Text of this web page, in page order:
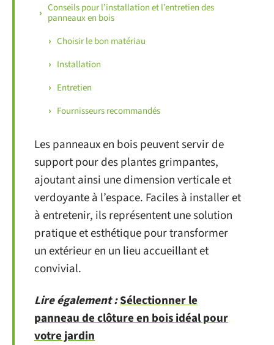
Conseils pour l’installation et l’entretien des
panneaux en bois
Choisir le bon matériau
Installation
Entretien
Fournisseurs recommandés
Les panneaux en bois peuvent servir de
support pour des plantes grimpantes,
ajoutant ainsi une dimension verticale et
verdoyante à l’espace. Faciles à installer et
à entretenir, ils représentent une solution
pratique et esthétique pour transformer
un extérieur en un lieu accueillant et
convivial.
Lire également :Sélectionner le
panneau de clôture en bois idéal pour
votre jardin